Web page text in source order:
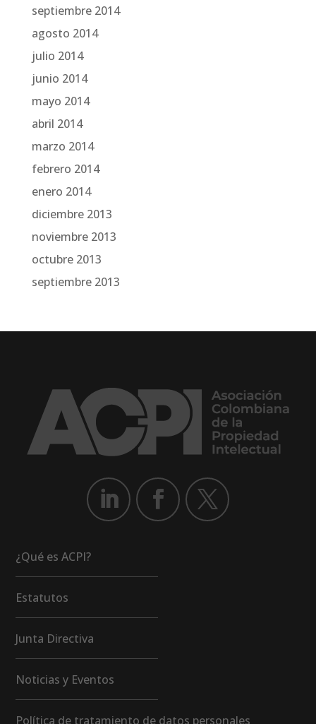
septiembre 2014
agosto 2014
julio 2014
junio 2014
mayo 2014
abril 2014
marzo 2014
febrero 2014
enero 2014
diciembre 2013
noviembre 2013
octubre 2013
septiembre 2013
¿Qué es ACPI?
Estatutos
Junta Directiva
Noticias y Eventos
Política de tratamiento de datos personales